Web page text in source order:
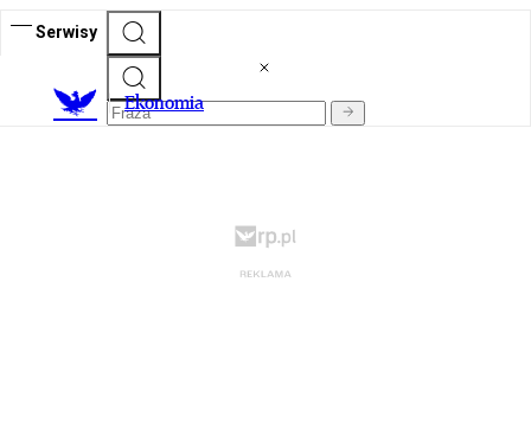
Serwisy
Ekonomia